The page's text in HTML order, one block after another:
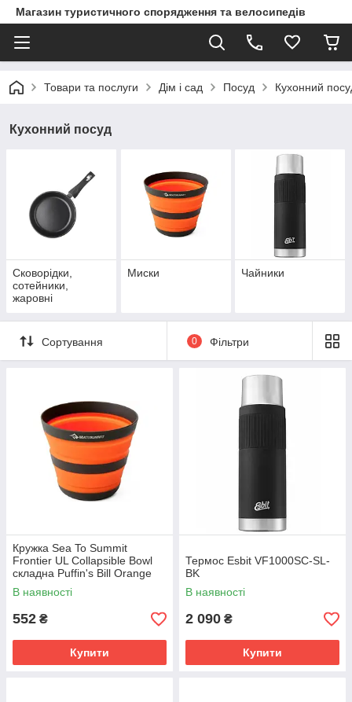
Магазин туристичного спорядження та велосипедів
Товари та послуги Дім і сад Посуд Кухонний
Кухонний посуд
Сковорідки,
сотейники,
жаровні
Миски Чайники
Сортування 0 Фільтри
Кружка Sea To Summit
Frontier UL Collapsible Bowl
складна Puffin's Bill Orange
2026
В наявності
552 ₴
Купити
Термос Esbit VF1000SC-SL-
BK
В наявності
2 090 ₴
Купити